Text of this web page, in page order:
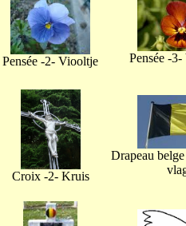
Pensée -2- Viooltje
Pensée -
Croix -2- Kruis
Drapeau